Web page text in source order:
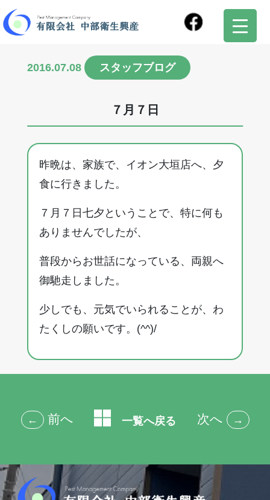
2016.07.08 スタッフブログ
７月７日
昨晩は、家族で、イオン大垣店へ、夕
食に行きました。
７月７日七夕ということで、特に何も
ありませんでしたが、
普段からお世話になっている、両親へ
御馳走しました。
少しでも、元気でいられることが、わ
たくしの願いです。(^^)/
← 前へ 一覧へ戻る 次へ →